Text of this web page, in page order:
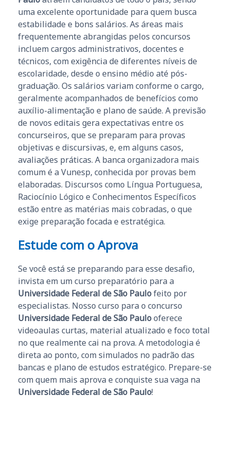
uma excelente oportunidade para quem busca
estabilidade e bons salários. As áreas mais
frequentemente abrangidas pelos concursos
incluem cargos administrativos, docentes e
técnicos, com exigência de diferentes níveis de
escolaridade, desde o ensino médio até pós-
graduação. Os salários variam conforme o cargo,
geralmente acompanhados de benefícios como
auxílio-alimentação e plano de saúde. A previsão
de novos editais gera expectativas entre os
concurseiros, que se preparam para provas
objetivas e discursivas, e, em alguns casos,
avaliações práticas. A banca organizadora mais
comum é a Vunesp, conhecida por provas bem
elaboradas. Discursos como Língua Portuguesa,
Raciocínio Lógico e Conhecimentos Específicos
estão entre as matérias mais cobradas, o que
exige preparação focada e estratégica.
Estude com o Aprova
Se você está se preparando para esse desafio,
invista em um curso preparatório para a
Universidade Federal de São Paulofeito por
especialistas. Nosso curso para o concurso
Universidade Federal de São Paulooferece
videoaulas curtas, material atualizado e foco total
no que realmente cai na prova. A metodologia é
direta ao ponto, com simulados no padrão das
bancas e plano de estudos estratégico. Prepare-se
com quem mais aprova e conquiste sua vaga na
Universidade Federal de São Paulo!